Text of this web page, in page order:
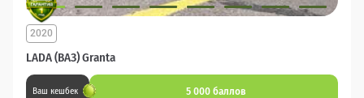
LADA (ВАЗ) Granta
2020
Ваш кешбек 5 000 баллов